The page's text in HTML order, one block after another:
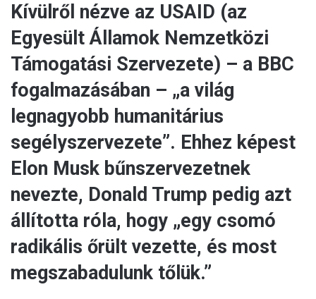
Kívülről nézve az USAID (az
Egyesült Államok Nemzetközi
Támogatási Szervezete) – a BBC
fogalmazásában – „a világ
legnagyobb humanitárius
segélyszervezete”. Ehhez képest
Elon Musk bűnszervezetnek
nevezte, Donald Trump pedig azt
állította róla, hogy „egy csomó
radikális őrült vezette, és most
megszabadulunk tőlük.”